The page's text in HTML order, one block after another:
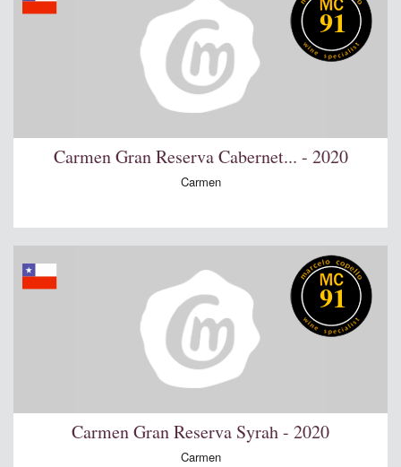
91
Carmen Gran Reserva Cabernet... - 2020
Carmen
91
Carmen Gran Reserva Syrah - 2020
Carmen